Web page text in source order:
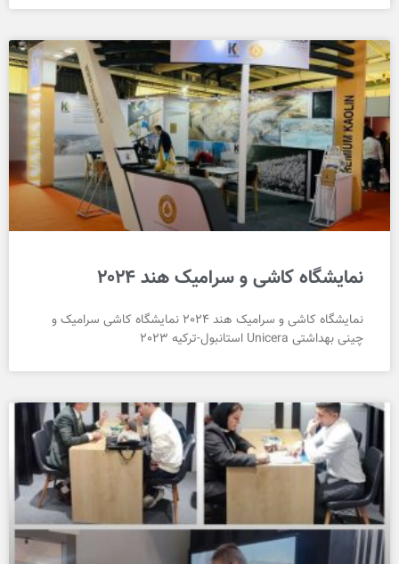
نمایشگاه کاشی و سرامیک هند 2024
نمایشگاه کاشی و سرامیک هند 2024 نمایشگاه کاشی سرامیک و
چینی بهداشتی Unicera استانبول-ترکیه 2023